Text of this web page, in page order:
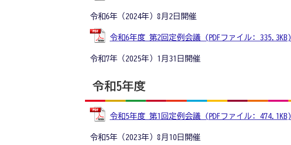
令和6年（2024年）8月2日開催
令和6年度 第2回定例会議 (PDFファイル: 335.3KB)
令和7年（2025年）1月31日開催
令和5年度
令和5年度 第1回定例会議 (PDFファイル: 474.1KB)
令和5年（2023年）8月10日開催